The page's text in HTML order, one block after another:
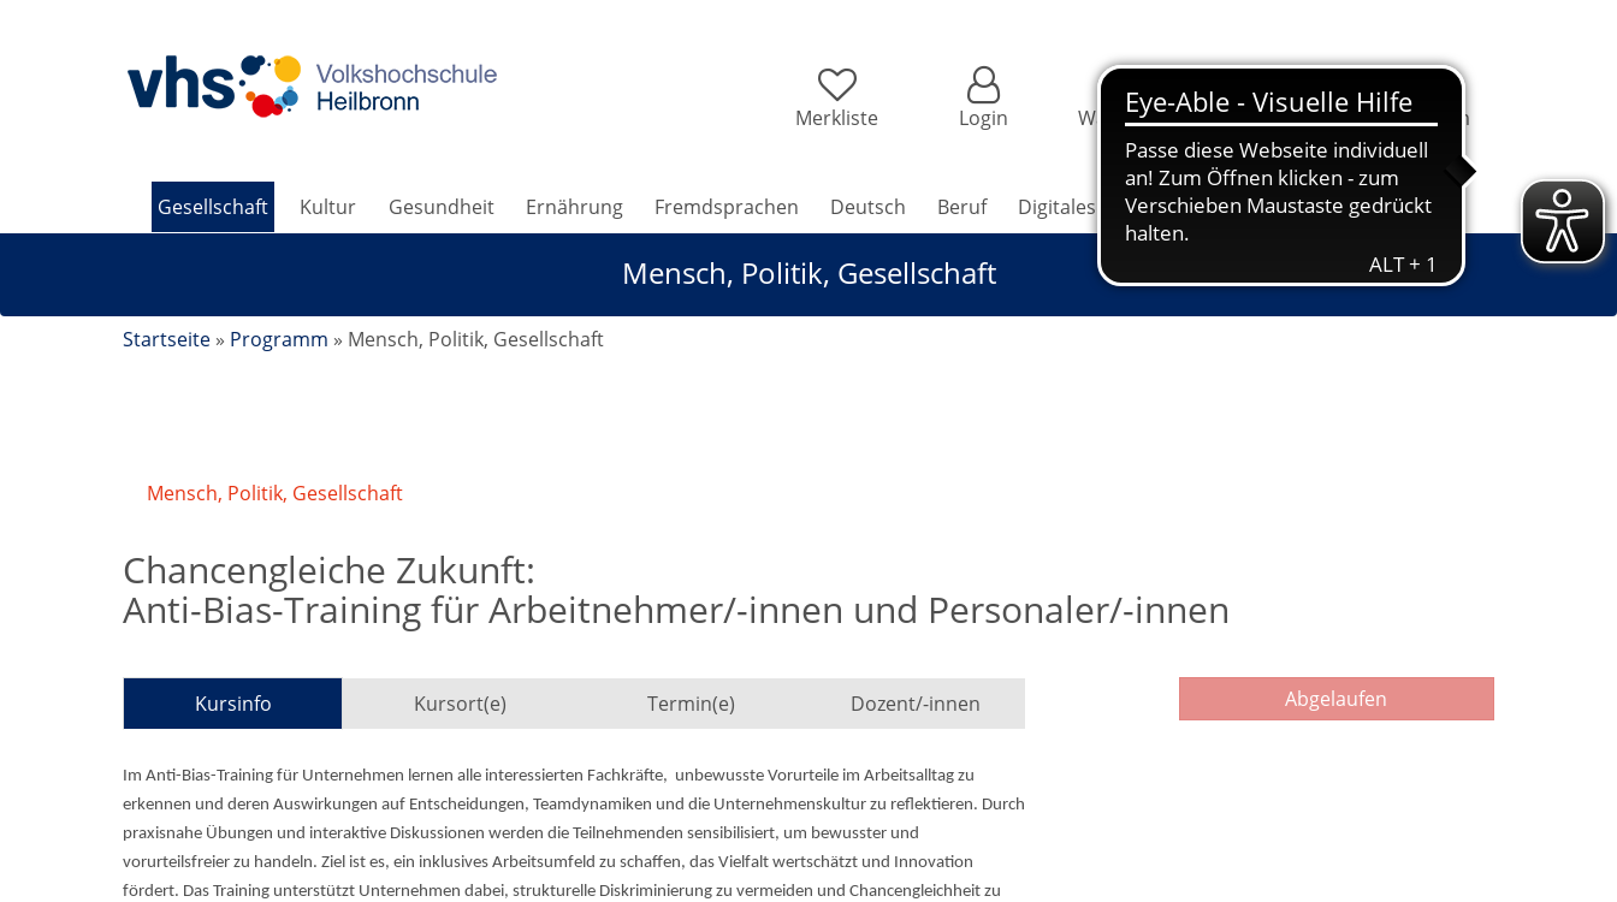
Merkliste Login Warenkorb Information Programm
Gesellschaft Kultur Gesundheit Ernährung Fremdsprachen Deutsch Beruf Digitales Grundbildung Jugendkunstschule
Mensch, Politik, Gesellschaft
Startseite » Programm » Mensch, Politik, Gesellschaft
Mensch, Politik, Gesellschaft
Chancengleiche Zukunft:
Anti-Bias-Training für Arbeitnehmer/-innen und Personaler/-innen
Kursinfo Kursort(e) Termin(e) Dozent/-innen
Im Anti-Bias-Training für Unternehmen lernen alle interessierten Fachkräfte, unbewusste Vorurteile im Arbeitsalltag zu
erkennen und deren Auswirkungen auf Entscheidungen, Teamdynamiken und die Unternehmenskultur zu reflektieren. Durch
praxisnahe Übungen und interaktive Diskussionen werden die Teilnehmenden sensibilisiert, um bewusster und
vorurteilsfreier zu handeln. Ziel ist es, ein inklusives Arbeitsumfeld zu schaffen, das Vielfalt wertschätzt und Innovation
fördert. Das Training unterstützt Unternehmen dabei, strukturelle Diskriminierung zu vermeiden und Chancengleichheit zu
Abgelaufen